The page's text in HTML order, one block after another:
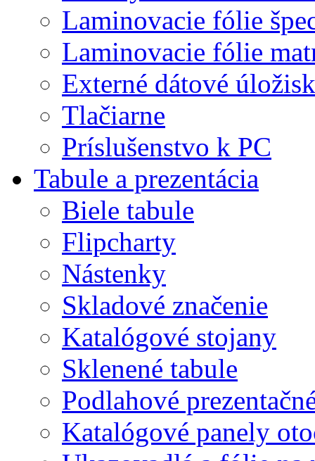
Laminovacie fólie
Laminovacie fólie
Externé dátové
Tlačiarne
Príslušenstvo k PC
Tabule a prezentácia
Biele tabule
Flipcharty
Nástenky
Skladové značenie
Katalógové stojany
Sklenené tabule
Podlahové
Katalógové panely